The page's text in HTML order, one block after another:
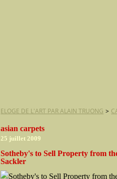
ELOGE DE L'ART PAR ALAIN TRUONG >
asian carpets
25 juillet 2009
Sotheby's to Sell Property from
Sackler